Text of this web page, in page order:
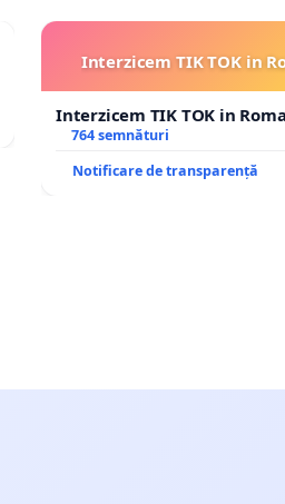
Interzicem TIK TOK in
Interzicem TIK TOK in
764 semnături
Notificare de transparență